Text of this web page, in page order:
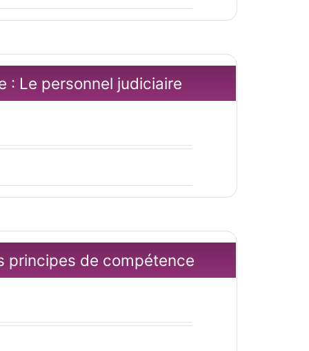
: Le personnel judiciaire
principes de compétence